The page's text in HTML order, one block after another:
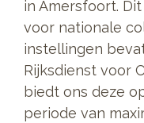
in Amersfoort.
voor nationale
instellingen
Rijksdienst voor
biedt ons deze
periode van